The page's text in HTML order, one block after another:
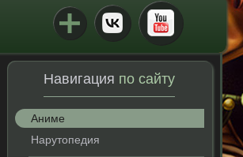
Навигация по сайту
Аниме
Нарутопедия